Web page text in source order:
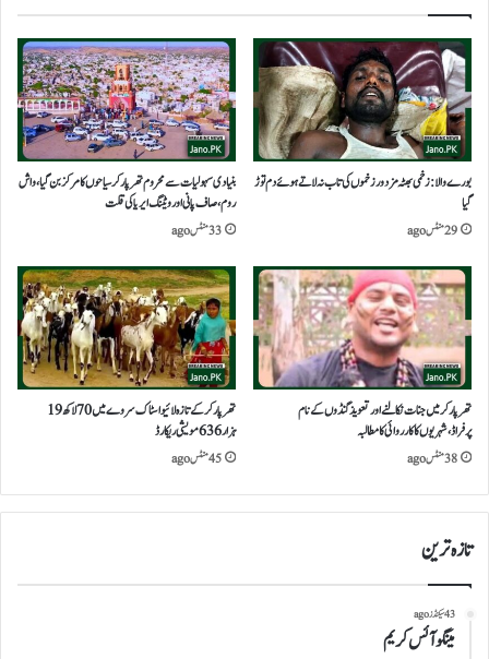
بورے والا:زخمی بھٹہ مزدور زخموں کی تاب نہ لاتے ہوئے دم توڑ
گیا
29 منٹس ago
بنیادی سہولیات سے محروم تھرپارکر سیاحوں کا مرکز بن گیا، واش
روم،صاف پانی اور ویٹنگ ایریا کی قلت
33 منٹس ago
تھرپارکر میں جنات نکالنے اور تعویذ گنڈوں کے نام
پرفراڈ،شہریوں کا کارروائی کامطالبہ
38 منٹس ago
تھرپارکر کے تازہ لائیو اسٹاک سروے میں 70 لاکھ 19
ہزار 636 مویشی ریکارڈ
45 منٹس ago
تازہ ترین
43 سیکنڈز ago
مینگو آئس کریم